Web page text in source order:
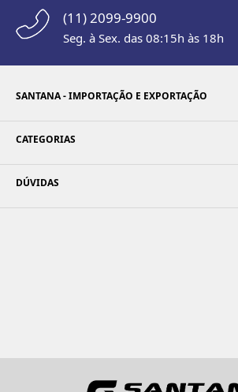
(11) 2099-9900
Seg. à Sex. das 08:15h às 18h
SANTANA - IMPORTAÇÃO E EXPORTAÇÃO
CATEGORIAS
DÚVIDAS